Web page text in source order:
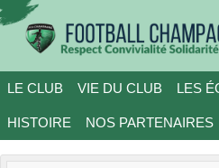
LE CLUB VIE DU CLUB LES
HISTOIRE NOS PARTENAIRES
Panneau de gestion des cookies